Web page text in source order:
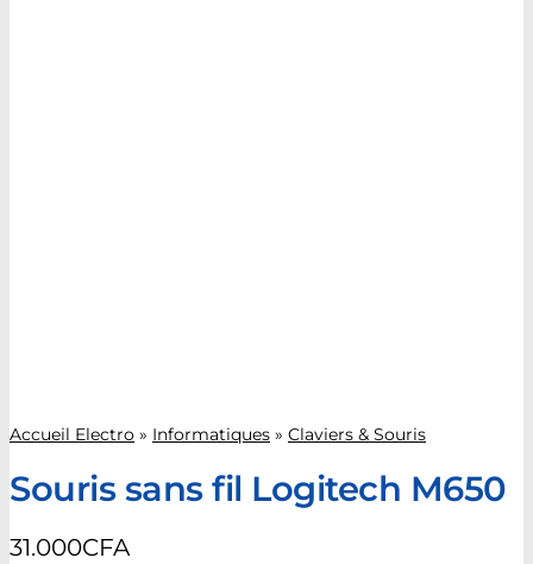
Accueil Electro » Informatiques » Claviers & Souris
Souris sans fil Logitech M650
31.000CFA